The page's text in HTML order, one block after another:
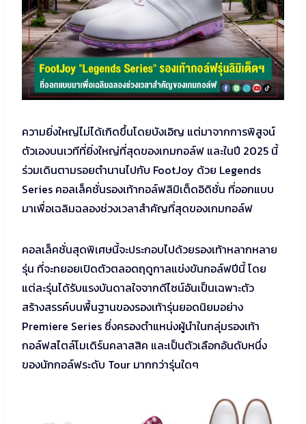
ความยิ่งใหญ่ไม่ได้เกิดขึ้นโดยบังเอิญ แต่มาจากการพิสูจน์
ตัวเองบนเวทีที่ยิ่งใหญ่ที่สุดของเกมกอล์ฟ และในปี 2025 นี้
ร่วมเดินตามรอยตำนานไปกับ FootJoy ด้วย Legends
Series คอลเล็คชั่นรองเท้ากอล์ฟลิมิเต็ดอิดิชั่น ที่ออกแบบ
มาเพื่อเฉลิมฉลองช่วงเวลาสำคัญที่สุดของเกมกอล์ฟ
คอลเล็คชั่นสุดพิเศษนี้จะประกอบไปด้วยรองเท้าหลากหลาย
รุ่น ที่จะทยอยเปิดตัวตลอดฤดูกาลแข่งขันกอล์ฟปีนี้ โดย
แต่ละรุ่นได้รับแรงบันดาลใจจากดีไซน์อันเป็นเฉพาะตัว
สร้างสรรค์บนพื้นฐานของรองเท้ารุ่นยอดนิยมอย่าง
Premiere Series ซึ่งครองตำแหน่งผู้นำในกลุ่มรองเท้า
กอล์ฟสไตล์โมเดิร์นคลาสสิค และเป็นตัวเลือกอันดับหนึ่ง
ของนักกอล์ฟระดับ Tour มากกว่ารุ่นใดๆ